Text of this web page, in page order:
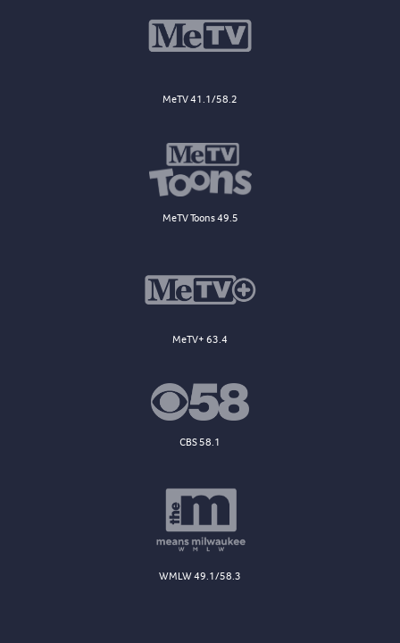
MeTV 41.1/58.2
MeTV Toons 49.5
MeTV+ 63.4
CBS 58.1
WMLW 49.1/58.3